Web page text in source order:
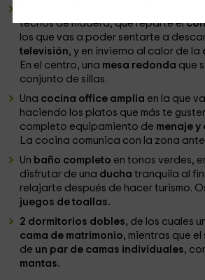
techos de madera, que reparte el
los que vas a poder sentarte a
televisión, y en invierno al calor de la
En el centro, una mesa redonda que
conjunto de sillas.
Una cocina office amplia en la que
haciendo los platos que más te
completo equipamiento de menaje
La cocina comunica con la zona
Un baño completo en tonos verdes,
disfrutar de una duchatranquila al
relajarte después de hacer turismo.
juegos de toallas.
2 dormitorios dobles, de los cuales
cama de matrimonio, mientras que
de un par de camas individuales,
mantas.